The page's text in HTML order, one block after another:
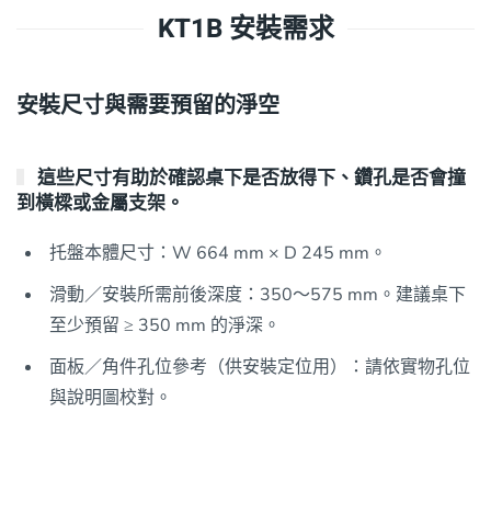
KT1B 安裝需求
安裝尺寸與需要預留的淨空
這些尺寸有助於確認桌下是否放得下、鑽孔是否會撞
到橫樑或金屬支架。
托盤本體尺寸：W 664 mm × D 245 mm。
滑動／安裝所需前後深度：350～575 mm。建議桌下
至少預留 ≥ 350 mm 的淨深。
面板／角件孔位參考（供安裝定位用）：請依實物孔位
與說明圖校對。